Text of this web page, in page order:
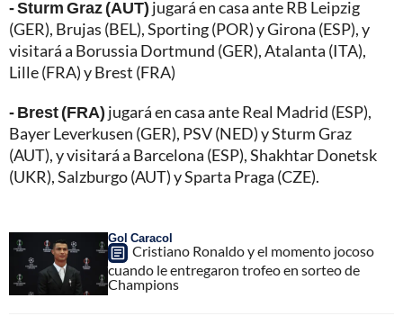
- Sturm Graz (AUT) jugará en casa ante RB Leipzig
(GER), Brujas (BEL), Sporting (POR) y Girona (ESP), y
visitará a Borussia Dortmund (GER), Atalanta (ITA),
Lille (FRA) y Brest (FRA)
- Brest (FRA) jugará en casa ante Real Madrid (ESP),
Bayer Leverkusen (GER), PSV (NED) y Sturm Graz
(AUT), y visitará a Barcelona (ESP), Shakhtar Donetsk
(UKR), Salzburgo (AUT) y Sparta Praga (CZE).
Gol Caracol
Cristiano Ronaldo y el momento jocoso
cuando le entregaron trofeo en sorteo de
Champions